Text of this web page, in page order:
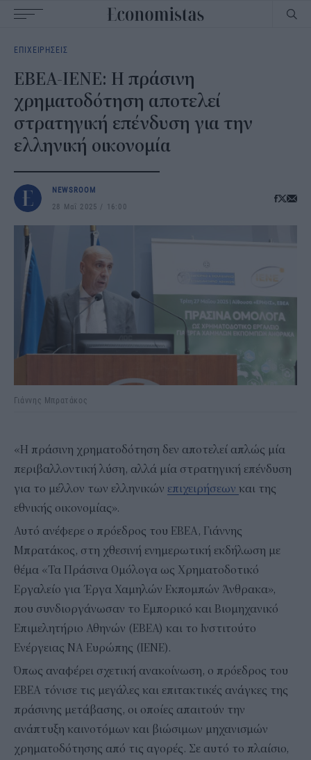
navigation
ΕΠΙΧΕΙΡΗΣΕΙΣ
ΕΒΕΑ-ΙΕΝΕ: Η πράσινη
χρηματοδότηση αποτελεί
στρατηγική επένδυση για την
ελληνική οικονομία
NEWSROOM
28 Μαΐ 2025
16:00
Γιάννης Μπρατάκος
«Η πράσινη χρηματοδότηση δεν αποτελεί απλώς μία
περιβαλλοντική λύση, αλλά μία στρατηγική επένδυση
για το μέλλον των ελληνικών επιχειρήσεων και της
εθνικής οικονομίας».
Αυτό ανέφερε ο πρόεδρος του ΕΒΕΑ, Γιάννης
Μπρατάκος, στη χθεσινή ενημερωτική εκδήλωση με
θέμα «Τα Πράσινα Ομόλογα ως Χρηματοδοτικό
Εργαλείο για Έργα Χαμηλών Εκπομπών Άνθρακα»,
που συνδιοργάνωσαν το Εμπορικό και Βιομηχανικό
Επιμελητήριο Αθηνών (ΕΒΕΑ) και το Ινστιτούτο
Ενέργειας ΝΑ Ευρώπης (ΙΕΝΕ).
Όπως αναφέρει σχετική ανακοίνωση, ο πρόεδρος του
ΕΒΕΑ τόνισε τις μεγάλες και επιτακτικές ανάγκες της
πράσινης μετάβασης, οι οποίες απαιτούν την
ανάπτυξη καινοτόμων και βιώσιμων μηχανισμών
χρηματοδότησης από τις αγορές. Σε αυτό το πλαίσιο,